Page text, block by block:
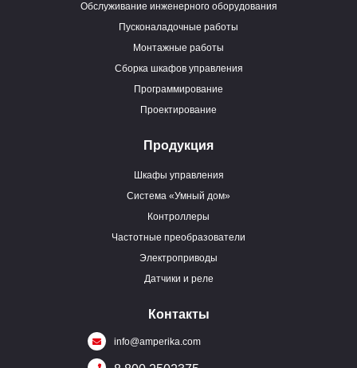
Обслуживание инженерного оборудования
Пусконаладочные работы
Монтажные работы
Сборка шкафов управления
Программирование
Проектирование
Продукция
Шкафы управления
Система «Умный дом»
Контроллеры
Частотные преобразователи
Электроприводы
Датчики и реле
Контакты
info@amperika.com